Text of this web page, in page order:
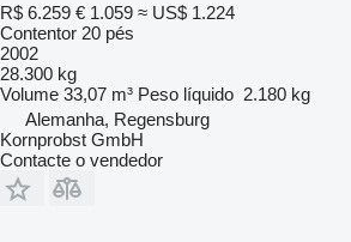
R$ 6.259 € 1.059 ≈ US$ 1.224
Contentor 20 pés
2002
28.300 kg
Volume 33,07 m³ Peso líquido 2.180 kg
Alemanha, Regensburg
Kornprobst GmbH
Contacte o vendedor